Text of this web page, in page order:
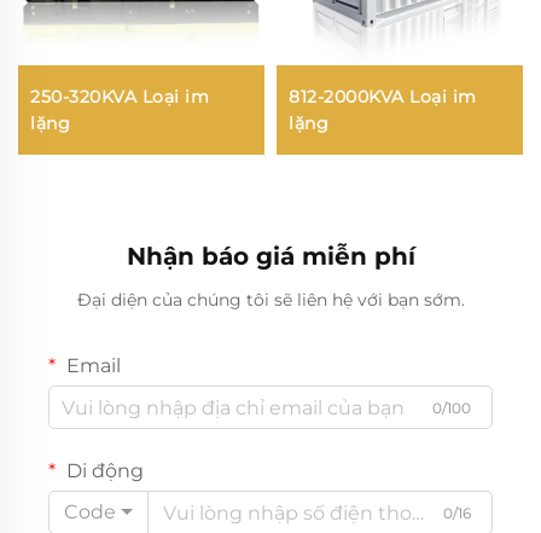
250-320KVA Loại im
lặng
812-2000KVA Loại im
lặng
Nhận báo giá miễn phí
Đại diện của chúng tôi sẽ liên hệ với bạn sớm.
Email
0/100
Di động
Code
0/16